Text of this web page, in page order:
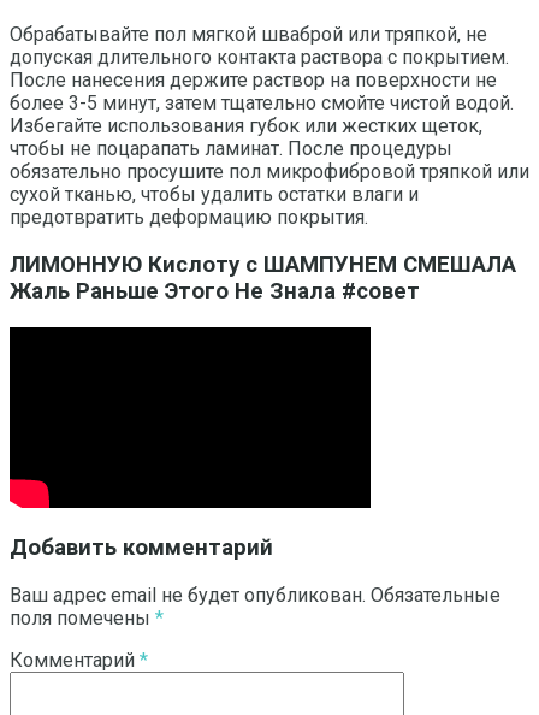
Обрабатывайте пол мягкой шваброй или тряпкой, не
допуская длительного контакта раствора с покрытием.
После нанесения держите раствор на поверхности не
более 3-5 минут, затем тщательно смойте чистой водой.
Избегайте использования губок или жестких щеток,
чтобы не поцарапать ламинат. После процедуры
обязательно просушите пол микрофибровой тряпкой или
сухой тканью, чтобы удалить остатки влаги и
предотвратить деформацию покрытия.
ЛИМОННУЮ Кислоту с ШАМПУНЕМ СМЕШАЛА
Жаль Раньше Этого Не Знала #совет
Добавить комментарий
Ваш адрес email не будет опубликован. Обязательные
поля помечены *
Комментарий *